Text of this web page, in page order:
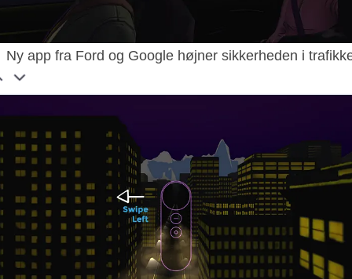
Ny app fra Ford og Google højner sikkerheden i